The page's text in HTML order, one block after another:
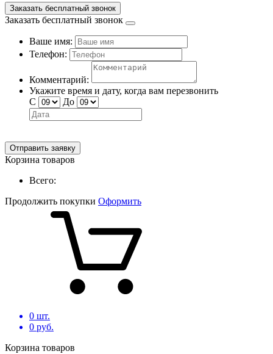
Заказать бесплатный звонок
Заказать бесплатный звонок
Ваше имя:
Телефон:
Комментарий:
Укажите время и дату, когда вам перезвонить
С
До
Отправить заявку
Корзина товаров
Всего:
Продолжить покупки Оформить
0 шт.
0 руб.
Корзина товаров